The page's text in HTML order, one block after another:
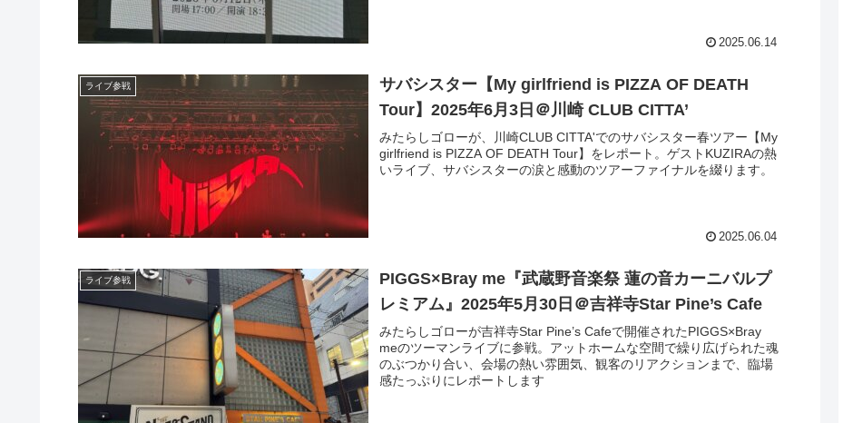
2025.06.14
ライブ参戦
サバシスター【My girlfriend is PIZZA OF DEATH
Tour】2025年6月3日＠川崎 CLUB CITTA’
みたらしゴローが、川崎CLUB CITTA'でのサバシスター春ツアー【My
girlfriend is PIZZA OF DEATH Tour】をレポート。ゲストKUZIRAの熱
いライブ、サバシスターの涙と感動のツアーファイナルを綴ります。
2025.06.04
ライブ参戦
PIGGS×Bray me『武蔵野音楽祭 蓮の音カーニバルプ
レミアム』2025年5月30日＠吉祥寺Star Pine’s Cafe
みたらしゴローが吉祥寺Star Pine’s Cafeで開催されたPIGGS×Bray
meのツーマンライブに参戦。アットホームな空間で繰り広げられた魂
のぶつかり合い、会場の熱い雰囲気、観客のリアクションまで、臨場
感たっぷりにレポートします